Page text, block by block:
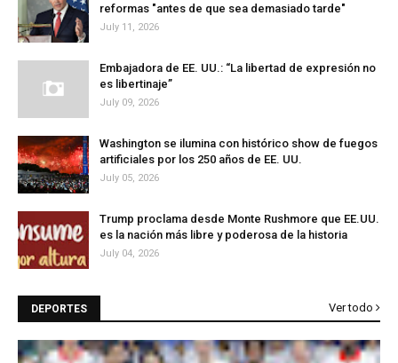
reformas "antes de que sea demasiado tarde"
July 11, 2026
Embajadora de EE. UU.: “La libertad de expresión no
es libertinaje”
July 09, 2026
Washington se ilumina con histórico show de fuegos
artificiales por los 250 años de EE. UU.
July 05, 2026
Trump proclama desde Monte Rushmore que EE.UU.
es la nación más libre y poderosa de la historia
July 04, 2026
DEPORTES Ver todo